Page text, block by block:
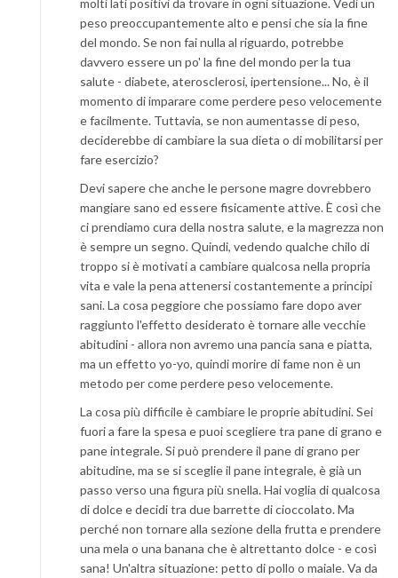
peso preoccupantemente alto e pensi che sia la fine
del mondo. Se non fai nulla al riguardo, potrebbe
davvero essere un po' la fine del mondo per la tua
salute - diabete, aterosclerosi, ipertensione... No, è il
momento di imparare come perdere peso velocemente
e facilmente. Tuttavia, se non aumentasse di peso,
deciderebbe di cambiare la sua dieta o di mobilitarsi per
fare esercizio?
Devi sapere che anche le persone magre dovrebbero
mangiare sano ed essere fisicamente attive. È così che
ci prendiamo cura della nostra salute, e la magrezza non
è sempre un segno. Quindi, vedendo qualche chilo di
troppo si è motivati a cambiare qualcosa nella propria
vita e vale la pena attenersi costantemente a principi
sani. La cosa peggiore che possiamo fare dopo aver
raggiunto l'effetto desiderato è tornare alle vecchie
abitudini - allora non avremo una pancia sana e piatta,
ma un effetto yo-yo, quindi morire di fame non è un
metodo per come perdere peso velocemente.
La cosa più difficile è cambiare le proprie abitudini. Sei
fuori a fare la spesa e puoi scegliere tra pane di grano e
pane integrale. Si può prendere il pane di grano per
abitudine, ma se si sceglie il pane integrale, è già un
passo verso una figura più snella. Hai voglia di qualcosa
di dolce e decidi tra due barrette di cioccolato. Ma
perché non tornare alla sezione della frutta e prendere
una mela o una banana che è altrettanto dolce - e così
sana! Un'altra situazione: petto di pollo o maiale. Va da